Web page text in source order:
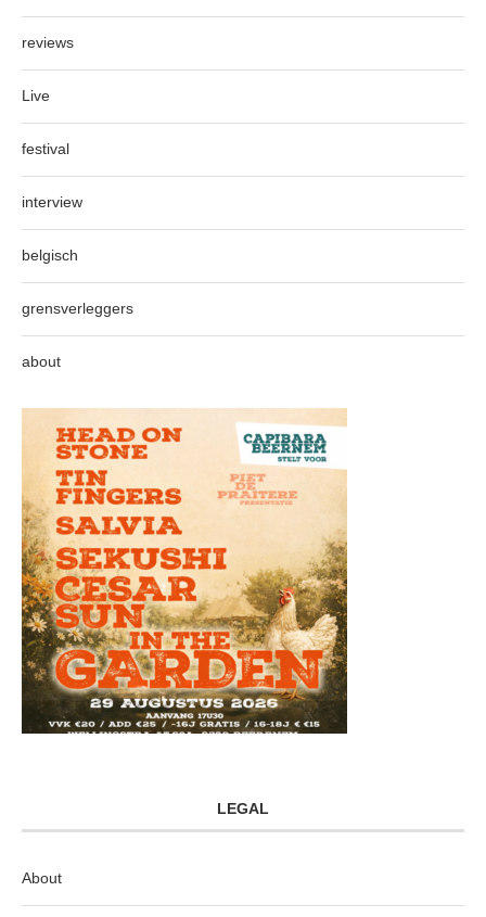
reviews
Live
festival
interview
belgisch
grensverleggers
about
LEGAL
About